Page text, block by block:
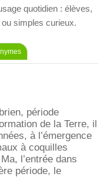
quotidien : élèves,
simples curieux.
période
de la Terre, il
à l’émergence
à coquilles
l’entrée dans
période, le